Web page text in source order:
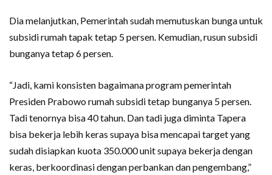
Dia melanjutkan, Pemerintah sudah memutuskan bunga untuk
subsidi rumah tapak tetap 5 persen. Kemudian, rusun subsidi
bunganya tetap 6 persen.
“Jadi, kami konsisten bagaimana program pemerintah
Presiden Prabowo rumah subsidi tetap bunganya 5 persen.
Tadi tenornya bisa 40 tahun. Dan tadi juga diminta Tapera
bisa bekerja lebih keras supaya bisa mencapai target yang
sudah disiapkan kuota 350.000 unit supaya bekerja dengan
keras, berkoordinasi dengan perbankan dan pengembang,”